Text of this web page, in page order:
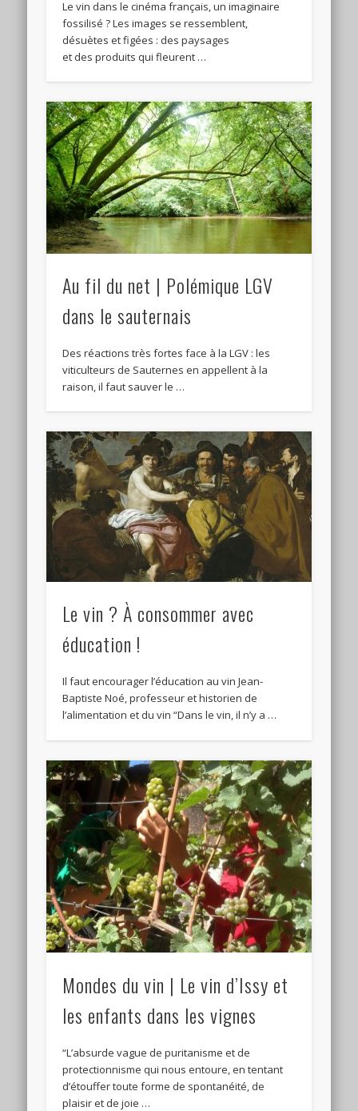
Le vin dans le cinéma français, un imaginaire
fossilisé ? Les images se ressemblent,
désuètes et figées : des paysages
et des produits qui fleurent …
Au fil du net | Polémique LGV
dans le sauternais
Des réactions très fortes face à la LGV : les
viticulteurs de Sauternes en appellent à la
raison, il faut sauver le …
Le vin ? À consommer avec
éducation !
Il faut encourager l’éducation au vin Jean-
Baptiste Noé, professeur et historien de
l’alimentation et du vin “Dans le vin, il n’y a …
Mondes du vin | Le vin d’Issy et
les enfants dans les vignes
“L’absurde vague de puritanisme et de
protectionnisme qui nous entoure, en tentant
d’étouffer toute forme de spontanéité, de
plaisir et de joie …